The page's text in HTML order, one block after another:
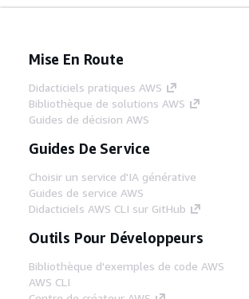
Mise En Route
Didacticiels pratiques AWS
Bibliothèque de solutions AWS
Guides de décision AWS
Guides De Service
Choisir un service d'IA générative
Guides de service AWS
Didacticiels AWS CLI sur GitHub
Outils Pour Développeurs
Bibliothèque d'exemples de code AWS
AWS CLI